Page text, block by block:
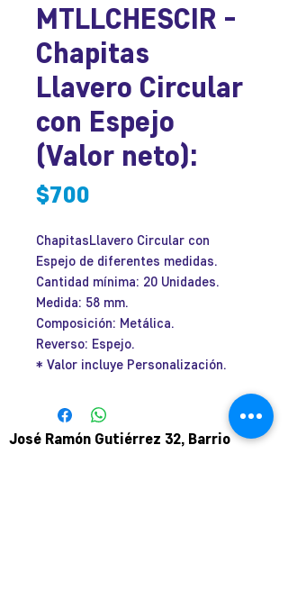
MTLLCHESCIR -
Chapitas
Llavero Circular
con Espejo
(Valor neto):
$700
ChapitasLlavero Circular con
Espejo de diferentes medidas.
Cantidad mínima: 20 Unidades.
Medida: 58 mm.
Composición: Metálica.
Reverso: Espejo.
* Valor incluye Personalización.
José Ramón Gutiérrez 32, Barrio